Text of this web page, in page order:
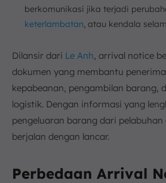
berkomunikasi jika terjadi
keterlambatan , atau kendala
Dilansir dari Le Anh , arrival notice
dokumen yang membantu
kepabeanan, pengambilan barang,
logistik. Dengan informasi yang
pengeluaran barang dari
berjalan dengan lancar.
Perbedaan Arrival